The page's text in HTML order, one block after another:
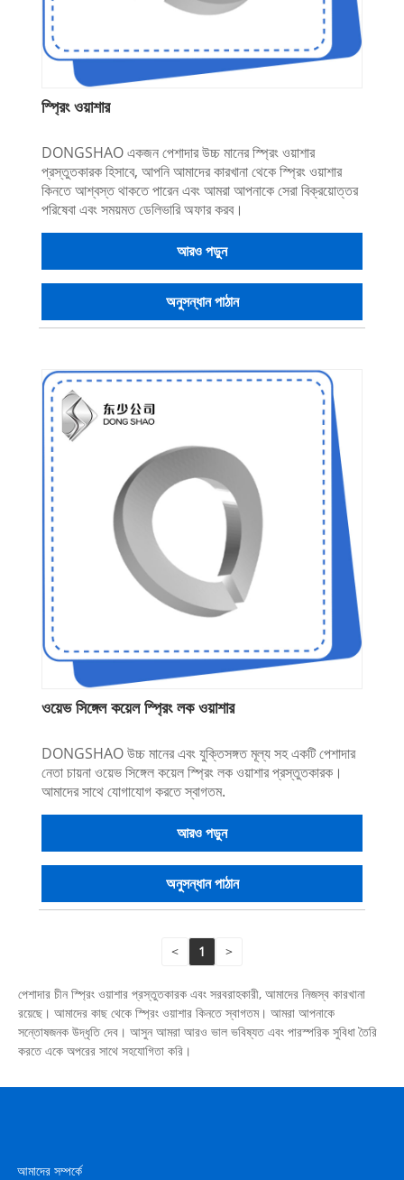
স্প্রিং ওয়াশার
DONGSHAO একজন পেশাদার উচ্চ মানের স্প্রিং ওয়াশার
প্রস্তুতকারক হিসাবে, আপনি আমাদের কারখানা থেকে স্প্রিং ওয়াশার
কিনতে আশ্বস্ত থাকতে পারেন এবং আমরা আপনাকে সেরা বিক্রয়োত্তর
পরিষেবা এবং সময়মত ডেলিভারি অফার করব।
আরও পড়ুন
অনুসন্ধান পাঠান
ওয়েভ সিঙ্গেল কয়েল স্প্রিং লক ওয়াশার
DONGSHAO উচ্চ মানের এবং যুক্তিসঙ্গত মূল্য সহ একটি পেশাদার
নেতা চায়না ওয়েভ সিঙ্গেল কয়েল স্প্রিং লক ওয়াশার প্রস্তুতকারক।
আমাদের সাথে যোগাযোগ করতে স্বাগতম.
আরও পড়ুন
অনুসন্ধান পাঠান
< 1 >
পেশাদার চীন স্প্রিং ওয়াশার প্রস্তুতকারক এবং সরবরাহকারী, আমাদের নিজস্ব কারখানা
রয়েছে। আমাদের কাছ থেকে স্প্রিং ওয়াশার কিনতে স্বাগতম। আমরা আপনাকে
সন্তোষজনক উদ্ধৃতি দেব। আসুন আমরা আরও ভাল ভবিষ্যত এবং পারস্পরিক সুবিধা তৈরি
করতে একে অপরের সাথে সহযোগিতা করি।
আমাদের সম্পর্কে